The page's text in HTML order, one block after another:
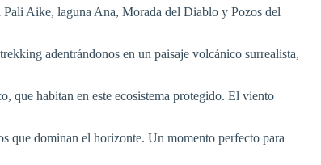
Pali Aike, laguna Ana, Morada del Diablo y Pozos del
adentrándonos en un paisaje volcánico surrealista,
que habitan en este ecosistema protegido. El viento
que dominan el horizonte. Un momento perfecto para